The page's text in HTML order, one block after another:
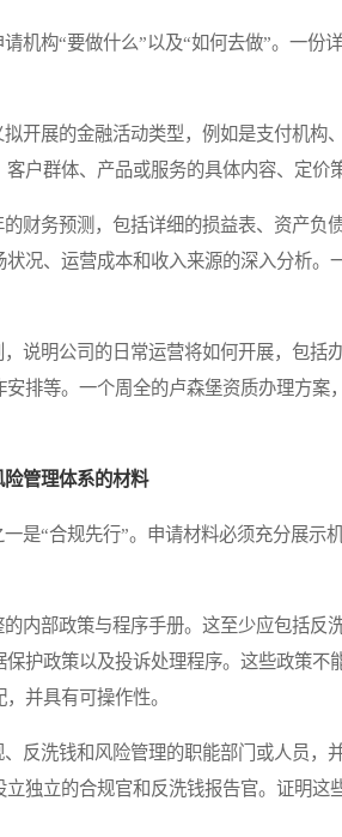
构“要做什么”以及“如何去做”。一份
展的金融活动类型，例如是支付机构
户群体、产品或服务的具体内容、定价
务预测，包括详细的损益表、资产负
况、运营成本和收入来源的深入分析。
明公司的日常运营将如何开展，包括
安排等。一个周全的卢森堡资质办理方
管理体系的材料
“合规先行”。申请材料必须充分展示
部政策与程序手册。这至少应包括反
护政策以及投诉处理程序。这些政策不
并具有可操作性。
洗钱和风险管理的职能部门或人员，
独立的合规官和反洗钱报告官。证明这